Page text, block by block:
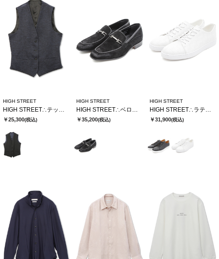
HIGH STREET
￥25,300(税込)
HIGH STREET
￥35,200(税込)
HIGH STREET
￥31,900(税込)